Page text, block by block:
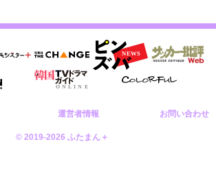
運営者情報 お問い合わせ
© 2019-2026 ふたまん＋